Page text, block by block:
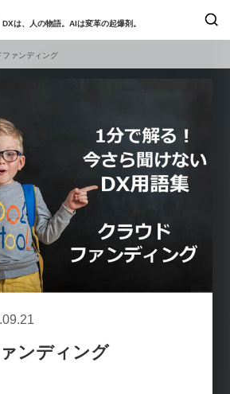
DXは、人の物語。AIは変革の起爆剤。
日本オムニチャネル協会
トップページ
特集
動画
サイトマップ
お問い合わせ
個人情報保護法について
開催予定のセミナー
【8/6開催】AIエージェント時
代、日本企業は何から始めるべき
か。〜シリコンバレーAX最新潮
流から学ぶ〜
【8/12開催】「イノベーションを
ファンディング
ンディング